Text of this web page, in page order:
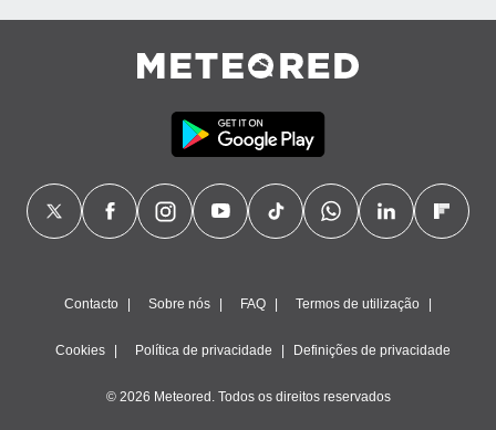
Contacto Sobre nós FAQ Termos de utilização
Cookies Política de privacidade Definições de privacidade
© 2026 Meteored. Todos os direitos reservados